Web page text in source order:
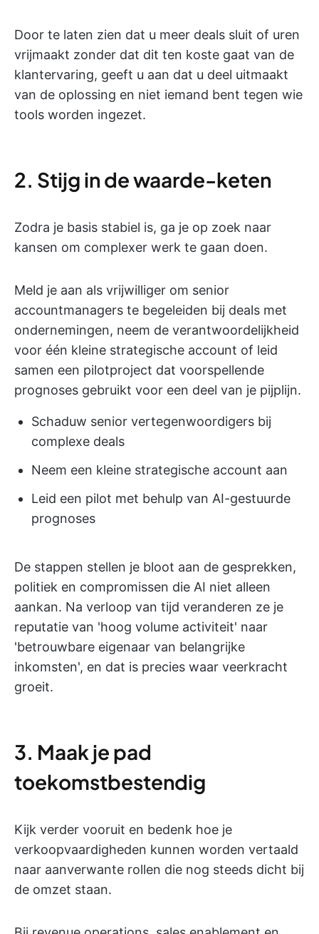
Door te laten zien dat u meer deals sluit of uren
vrijmaakt zonder dat dit ten koste gaat van de
klantervaring, geeft u aan dat u deel uitmaakt
van de oplossing en niet iemand bent tegen wie
tools worden ingezet.
2. Stijg in de waarde-keten
Zodra je basis stabiel is, ga je op zoek naar
kansen om complexer werk te gaan doen.
Meld je aan als vrijwilliger om senior
accountmanagers te begeleiden bij deals met
ondernemingen, neem de verantwoordelijkheid
voor één kleine strategische account of leid
samen een pilotproject dat voorspellende
prognoses gebruikt voor een deel van je pijplijn.
Schaduw senior vertegenwoordigers bij
complexe deals
Neem een kleine strategische account aan
Leid een pilot met behulp van AI-gestuurde
prognoses
De stappen stellen je bloot aan de gesprekken,
politiek en compromissen die AI niet alleen
aankan. Na verloop van tijd veranderen ze je
reputatie van 'hoog volume activiteit' naar
'betrouwbare eigenaar van belangrijke
inkomsten', en dat is precies waar veerkracht
groeit.
3. Maak je pad
toekomstbestendig
Kijk verder vooruit en bedenk hoe je
verkoopvaardigheden kunnen worden vertaald
naar aanverwante rollen die nog steeds dicht bij
de omzet staan.